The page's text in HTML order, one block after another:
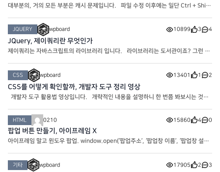
대부분의, 거의 모든 부분은 캐시 문제입니다. 파일 수정 이후에는 일단 Ctrl + Shift
JQUERY wpboard 10899 3 4
JQuery, 제이쿼리란 무엇인가
제이쿼리는 자바스크립트의 라이브러리 입니다. 라이브러리는 도서관이죠? 그런 의
가공해서 뭉쳐둔(?) 편하게 사용하라고 만든 일종의
CSS wpboard 13401 1 2
CSS를 어떻게 확인할까, 개발자 도구 정리 영상
개발자 도구 활용법 영상입니다. 개략적인 내용을 설명하니 한 번쯤 봐보시는 것도
HTML 0210 15860 4 0
팝업 버튼 만들기, 아이프레임 X
아이프레임 말고 윈도우 팝업. window.open(‘팝업주소’, ‘팝업창 이름’, ‘팝업창 설
=”_self” : 현재 페이지 target=”_top” : 현재 페이지에서의 최상의 페이지에서 오픈
– Y기타 wpboard 17905 2 3